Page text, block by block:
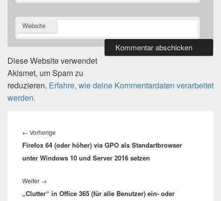
Website
Diese Website verwendet
Akismet, um Spam zu
reduzieren. Erfahre, wie deine Kommentardaten verarbeitet
werden.
← Vorherige
Beitrag:
Firefox 64 (oder höher) via GPO als Standartbrowser
unter Windows 10 und Server 2016 setzen
Weiter →
Beitrag:
„Clutter“ in Office 365 (für alle Benutzer) ein- oder